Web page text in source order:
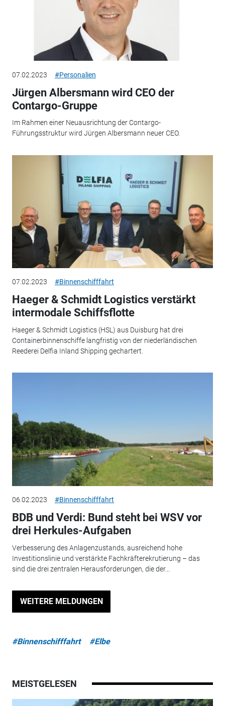
07.02.2023 #Personalien
Jürgen Albersmann wird CEO der
Contargo-Gruppe
Im Rahmen einer Neuausrichtung der Contargo-
Führungsstruktur wird Jürgen Albersmann neuer CEO.
07.02.2023 #Binnenschifffahrt
Haeger & Schmidt Logistics verstärkt
intermodale Schiffsflotte
Haeger & Schmidt Logistics (HSL) aus Duisburg hat drei
Containerbinnenschiffe langfristig von der niederländischen
Reederei Delfia Inland Shipping gechartert.
06.02.2023 #Binnenschifffahrt
BDB und Verdi: Bund steht bei WSV vor
drei Herkules-Aufgaben
Verbesserung des Anlagenzustands, ausreichend hohe
Investitionslinie und verstärkte Fachkräfterekrutierung – das
sind die drei zentralen Herausforderungen, die der...
WEITERE MELDUNGEN
#Binnenschifffahrt #Elbe
MEISTGELESEN